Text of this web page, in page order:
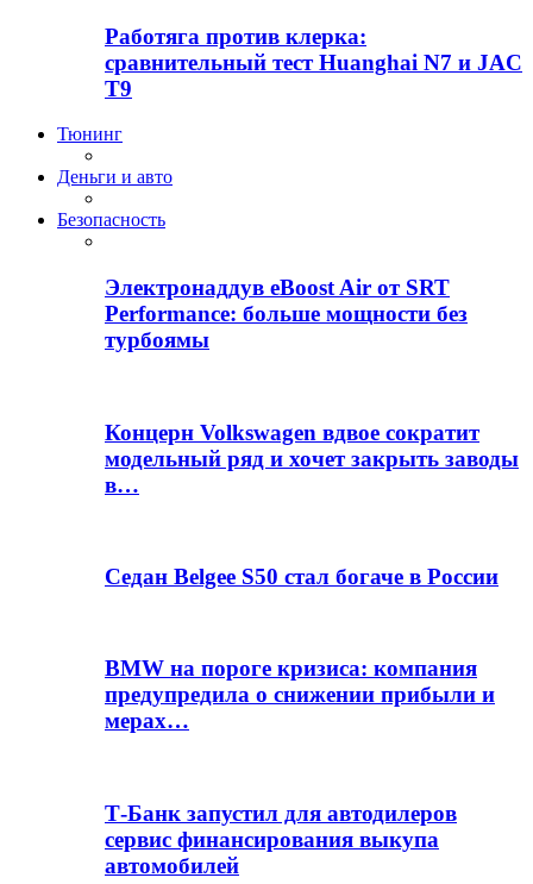
Работяга против клерка:
сравнительный тест Huanghai N7 и JAC
T9
Тюнинг
Деньги и авто
Безопасность
Электронаддув eBoost Air от SRT
Performance: больше мощности без
турбоямы
Концерн Volkswagen вдвое сократит
модельный ряд и хочет закрыть заводы
в…
Седан Belgee S50 стал богаче в России
BMW на пороге кризиса: компания
предупредила о снижении прибыли и
мерах…
Т-Банк запустил для автодилеров
сервис финансирования выкупа
автомобилей